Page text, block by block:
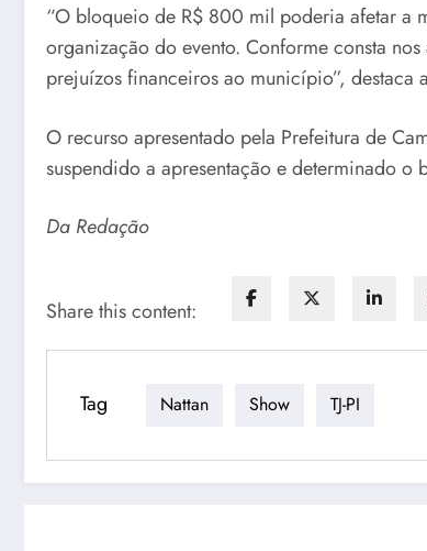
“O bloqueio de R$ 800 mil poderia afetar a
organização do evento. Conforme consta
prejuízos financeiros ao município”,
O recurso apresentado pela Prefeitura de
suspendido a apresentação e determinado
Da Redação
Share this content:
Tag Nattan Show TJ-PI